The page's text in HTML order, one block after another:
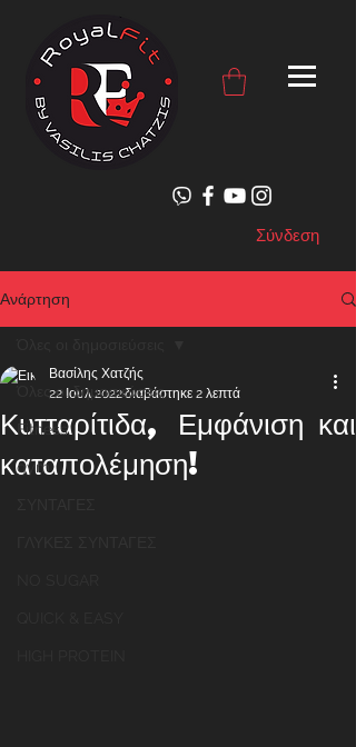
Σύνδεση
Ανάρτηση
Όλες οι δημοσιεύσεις
Fitness
gym
Κυτταρίτιδα, Εμφάνιση και
καταπολέμηση!
Βασίλης Χατζής
22 Ιουλ 2022διαβάστηκε 2 λεπτά